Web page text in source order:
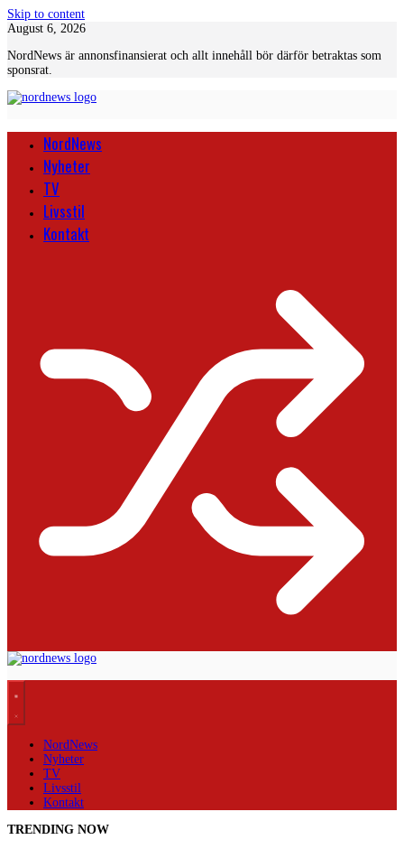
Skip to content
August 6, 2026
NordNews är annonsfinansierat och allt innehåll bör därför betraktas som
sponsrat.
NordNews
Nyheter
TV
Livsstil
Kontakt
NordNews
Nyheter
TV
Livsstil
Kontakt
TRENDING NOW